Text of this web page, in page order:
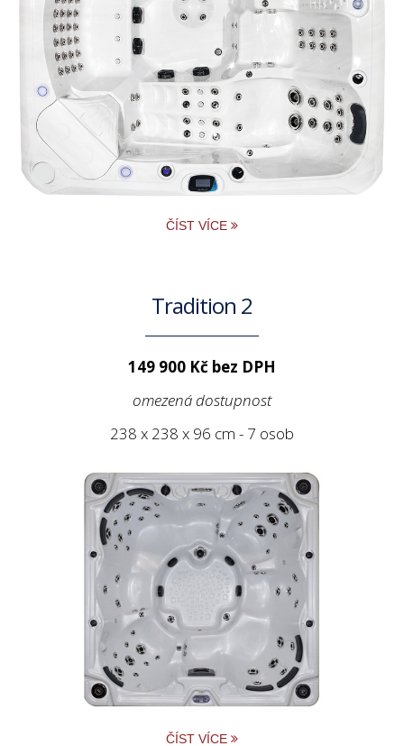
ČÍST VÍCE
Tradition 2
149 900 Kč bez DPH
omezená dostupnost
238 x 238 x 96 cm - 7 osob
ČÍST VÍCE